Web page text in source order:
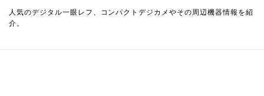
人気のデジタル一眼レフ、コンパクトデジカメやその周辺機器情報を紹
介。